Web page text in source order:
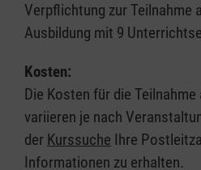
Verpflichtung zur Teilnahme
Ausbildung mit 9
Kosten:
Die Kosten für die
variieren je nach
der Kurssuche Ihre
Informationen zu erhalten.